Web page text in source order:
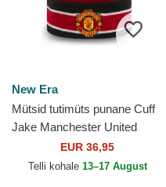
New Era
Mütsid tutimüts punane Cuff
Jake Manchester United
Football Club Premier League
New Era
EUR 36,95
Telli kohale 13–17 August